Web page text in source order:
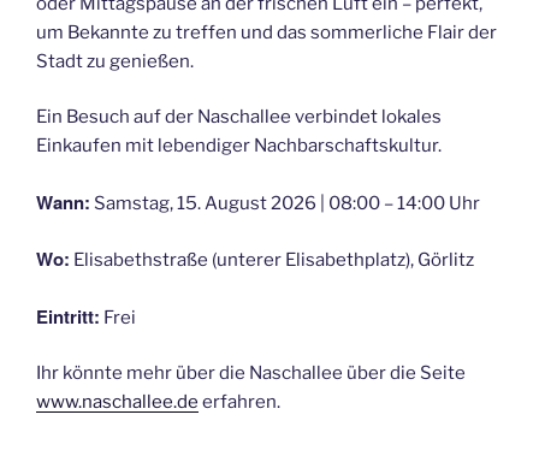
um Bekannte zu treffen und das sommerliche Flair der
Stadt zu genießen.
Ein Besuch auf der Naschallee verbindet lokales
Einkaufen mit lebendiger Nachbarschaftskultur.
Wann: Samstag, 15. August 2026 | 08:00 – 14:00 Uhr
Wo: Elisabethstraße (unterer Elisabethplatz), Görlitz
Eintritt: Frei
Ihr könnte mehr über die Naschallee über die Seite
www.naschallee.de erfahren.